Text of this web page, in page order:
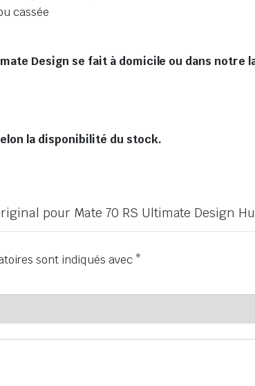
cassée
Design se fait à domicile ou dans
la disponibilité du stock.
pour Mate 70 RS Ultimate Design
sont indiqués avec*